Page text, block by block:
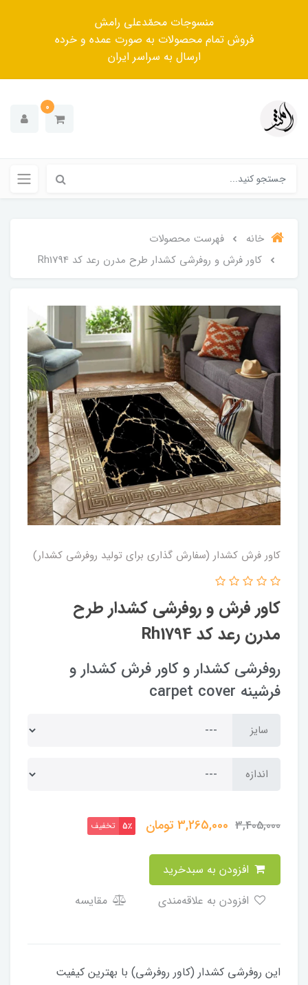
منسوجات محمّدعلی رامش
فروش تمام محصولات به صورت عمده و خرده
ارسال به سراسر ایران
0
خانه
فهرست محصولات
کاور فرش و روفرشی کشدار طرح مدرن رعد کد Rh1794
کاور فرش کشدار (سفارش گذاری برای تولید روفرشی کشدار)
کاور فرش و روفرشی کشدار طرح
مدرن رعد کد Rh1794
روفرشی کشدار و کاور فرش کشدار و
فرشینه carpet cover
سایز
اندازه
3,405,000
3,265,000تومان 5٪ تخفیف
مقایسه
این روفرشی کشدار (کاور روفرشی) با بهترین کیفیت